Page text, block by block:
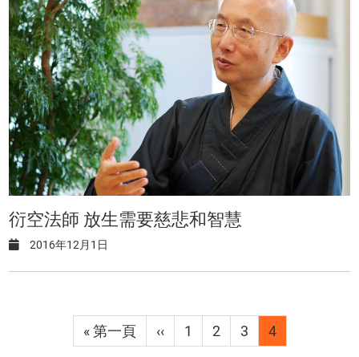
衍空法師 放生需要慈悲和智慧
2016年12月1日
First
page
« 第一頁
Previous
page
‹‹ Page
1 Page
2 Page
3
目
前
4